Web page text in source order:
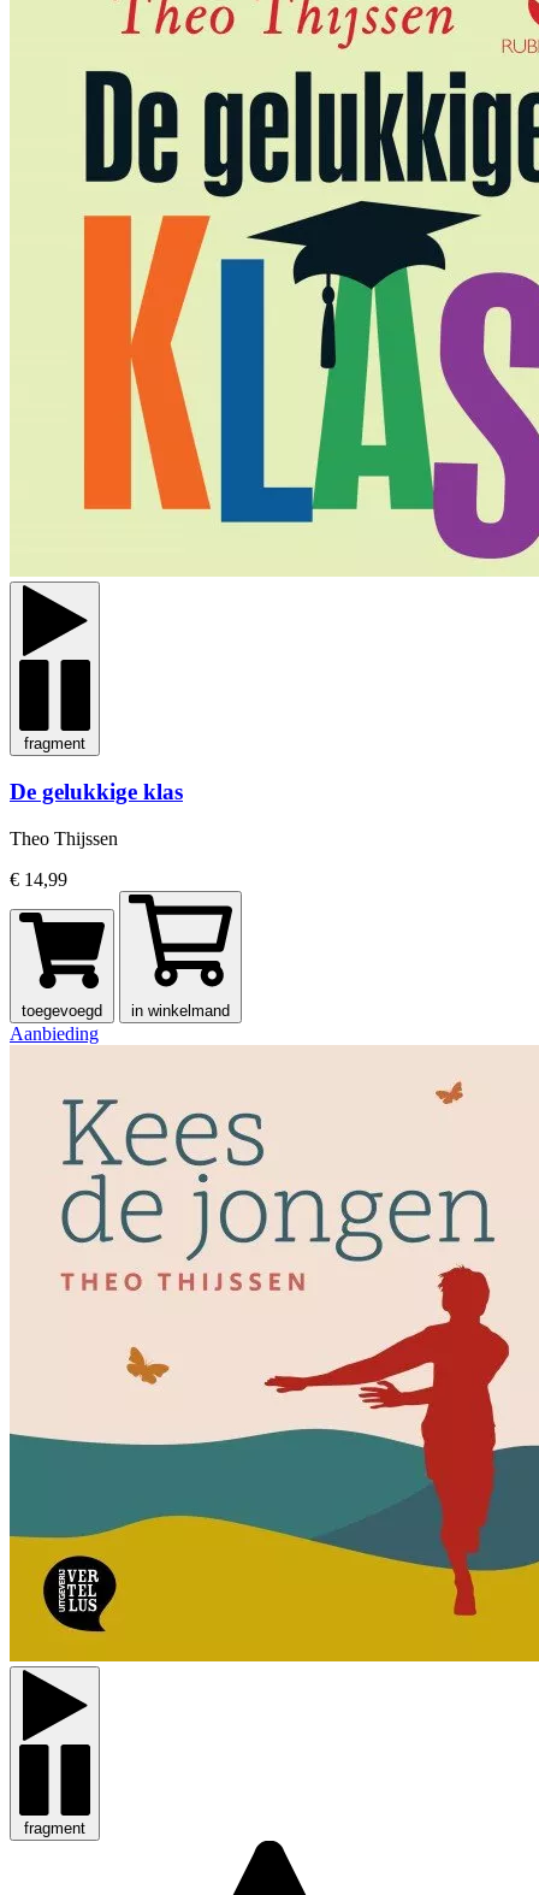
fragment
De gelukkige klas
Theo Thijssen
€ 14,99
toegevoegd in winkelmand
Aanbieding
fragment